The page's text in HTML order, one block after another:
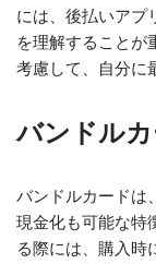
には、後払いアプ
を理解することが
考慮して、自分に
バンドル
バンドルカードは
現金化も可能な特
る際には、購入時